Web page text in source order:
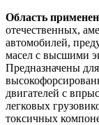
Область
отечественных,
автомобилей,
масел с высшими
Предназначены
двигателей с
легковых
токсичных